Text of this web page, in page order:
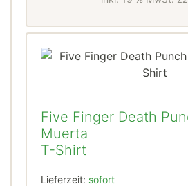
Five Finger Death
Muerta
T-Shirt
Lieferzeit: sofort